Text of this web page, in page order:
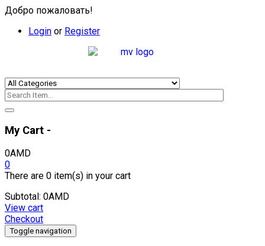
Добро пожаловать!
Login or Register
My Cart -
0AMD
0
There are 0 item(s) in your cart
Subtotal: 0AMD
View cart
Checkout
Toggle navigation